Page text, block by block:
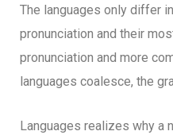
The languages only differ
pronunciation and their
pronunciation and more
languages coalesce, the
Languages realizes why a